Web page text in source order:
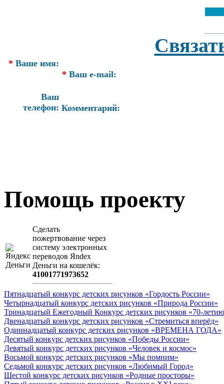
* Ваше имя:
* Ваш e-mail:
Ваш
телефон: Комментарий:
Помощь проекту
Сделать
пожертвование через
систeму элeктронных
пeрeводов Яndex
Деньги на кошeлёк:
41001771973652
Пятнадцатый конкурс детских рисунков «Гордость России»
Четырнадцатый конкурс детских рисунков «Природа России»
Тринадцатый Ежегодный Конкурс детских рисунков «70-
Двенадцатый конкурс детских рисунков «Стремиться вперёд»
Одиннадцатый конкурс детских рисунков «ВРЕМЕНА ГОДА»
Десятый конкурс детских рисунков «Победы России»
Девятый конкурс детских рисунков «Человек и космос»
Восьмой конкурс детских рисунков «Мы помним»
Седьмой конкурс детских рисунков «Любимый Город»
Шестой конкурс детских рисунков «Родные просторы»